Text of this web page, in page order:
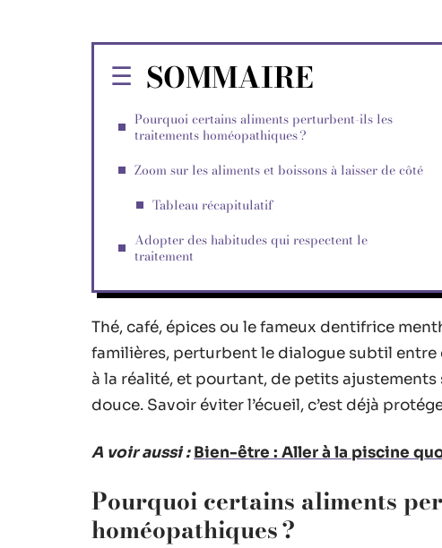
SOMMAIRE
Pourquoi certains aliments perturbent-ils les
traitements homéopathiques ?
Zoom sur les aliments et boissons à laisser de côté
Tableau récapitulatif
Adopter des habitudes qui respectent le
traitement
Thé, café, épices ou le fameux dentifrice
familières, perturbent le dialogue subtil entre
à la réalité, et pourtant, de petits
douce. Savoir éviter l’écueil, c’est déjà
A voir aussi : Bien-être : Aller à la piscine
Pourquoi certains aliments
homéopathiques ?